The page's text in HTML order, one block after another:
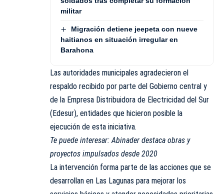
militar
Migración detiene jeepeta con nueve
haitianos en situación irregular en
Barahona
Las autoridades municipales agradecieron el
respaldo recibido por parte del Gobierno central y
de la Empresa Distribuidora de Electricidad del Sur
(Edesur), entidades que hicieron posible la
ejecución de esta iniciativa.
Te puede interesar:Abinader destaca obras y
proyectos impulsados desde 2020
La intervención forma parte de las acciones que se
desarrollan en Las Lagunas para mejorar los